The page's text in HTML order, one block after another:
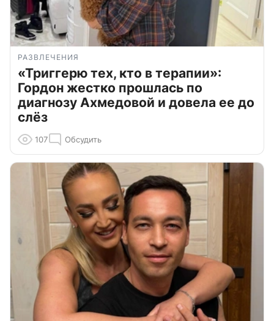
РАЗВЛЕЧЕНИЯ
«Триггерю тех, кто в терапии»:
Гордон жестко прошлась по
диагнозу Ахмедовой и довела ее до
слёз
107 Обсудить